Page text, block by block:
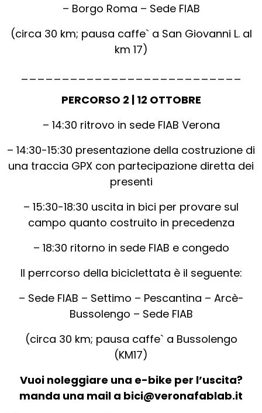
– Borgo Roma – Sede FIAB
(circa 30 km; pausa caffe` a San Giovanni L. al
km 17)
___________________________
PERCORSO 2 | 12 OTTOBRE
– 14:30 ritrovo in sede FIAB Verona
– 14:30-15:30 presentazione della costruzione di
una traccia GPX con partecipazione diretta dei
presenti
– 15:30-18:30 uscita in bici per provare sul
campo quanto costruito in precedenza
– 18:30 ritorno in sede FIAB e congedo
Il perrcorso della biciclettata è il seguente:
– Sede FIAB – Settimo – Pescantina – Arcè-
Bussolengo – Sede FIAB
(circa 30 km; pausa caffe` a Bussolengo
(KM17)
Vuoi noleggiare una e-bike per l’uscita?
manda una mail a bici@veronafablab.it